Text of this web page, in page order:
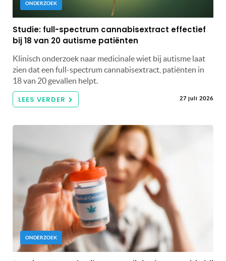
ONDERZOEK
Studie: full-spectrum cannabisextract effectief
bij 18 van 20 autisme patiënten
Klinisch onderzoek naar medicinale wiet bij autisme laat
zien dat een full-spectrum cannabisextract, patiënten in
18 van 20 gevallen helpt.
LEES VERDER 27 juli 2026
ONDERZOEK